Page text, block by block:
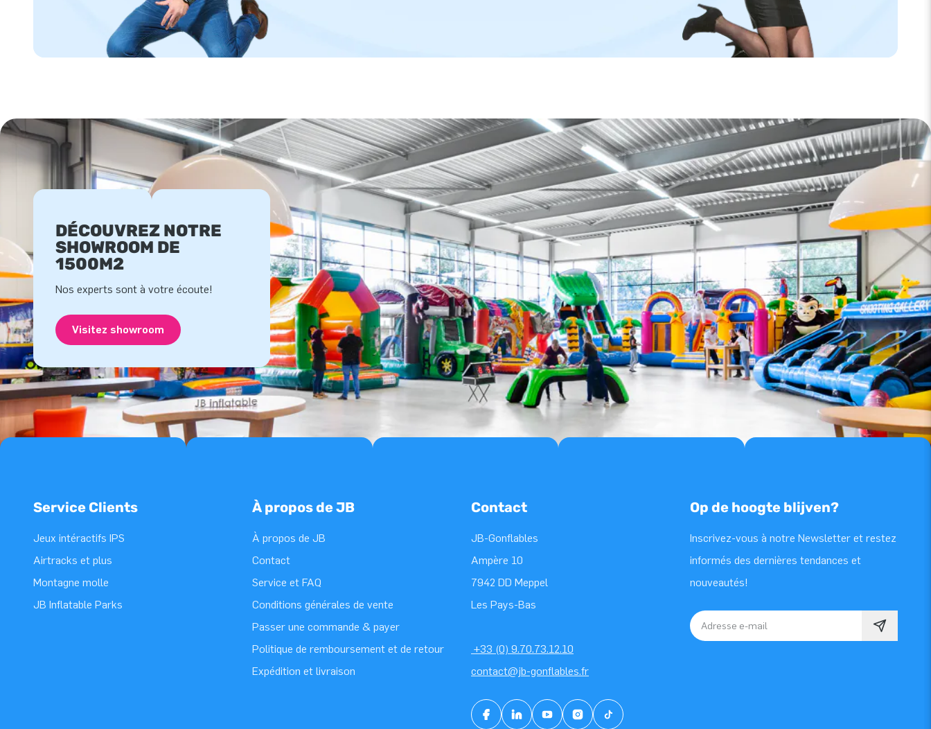
DÉCOUVREZ NOTRE
SHOWROOM DE
1500M2
Nos experts sont à votre écoute!
Visitez showroom
Service Clients
Jeux intéractifs IPS
Airtracks et plus
Montagne molle
JB Inflatable Parks
À propos de JB
À propos de JB
Contact
Service et FAQ
Conditions générales de vente
Passer une commande & payer
Politique de remboursement et de retour
Expédition et livraison
Contact
JB-Gonflables
Ampère 10
7942 DD Meppel
Les Pays-Bas
+33 (0) 9.70.73.12.10
contact@jb-gonflables.fr
Op de hoogte blijven?
Inscrivez-vous à notre Newsletter et restez
informés des dernières tendances et
nouveautés!
Adresse e-mail